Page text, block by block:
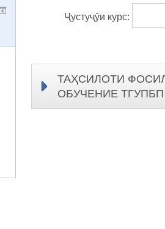
Ҷустуҷӯи курс:
ТАҲСИЛОТИ
ОБУЧЕНИЕ ТГУПБП